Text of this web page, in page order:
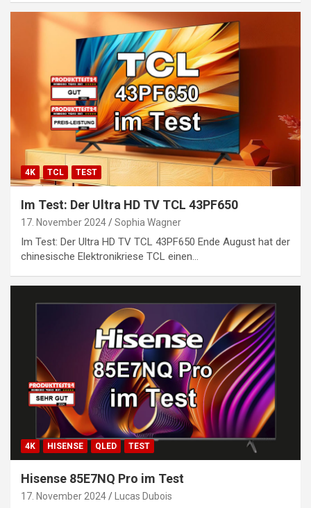
4K TCL TEST
Im Test: Der Ultra HD TV TCL 43PF650
17. November 2024 Sophia Wagner
Im Test: Der Ultra HD TV TCL 43PF650 Ende August hat der
chinesische Elektronikriese TCL einen…
4K HISENSE QLED TEST
Hisense 85E7NQ Pro im Test
17. November 2024 Lucas Dubois